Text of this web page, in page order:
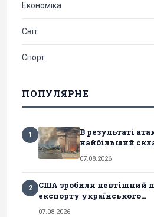
Економіка
Світ
Спорт
ПОПУЛЯРНЕ
1
В результаті
найбільший
07.08.2026
2
США зробили невтішний
експорту українського...
07.08.2026